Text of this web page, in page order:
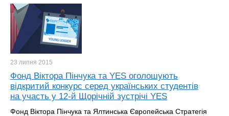
23 липня 2015
Фонд Віктора Пінчука та YES оголошують
відкритий конкурс серед українських студентів
на участь у 12-й Щорічній зустрічі YES
Фонд Віктора Пінчука та Ялтинська Європейська Стратегія